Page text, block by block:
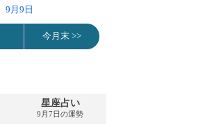
9月9日
今月末 >>
星座占い
9月7日の運勢